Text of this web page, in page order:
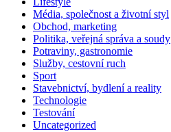
Média, společnost a životní styl
Obchod, marketing
Politika, veřejná správa a soudy
Potraviny, gastronomie
Služby, cestovní ruch
Sport
Stavebnictví, bydlení a reality
Technologie
Testování
Uncategorized